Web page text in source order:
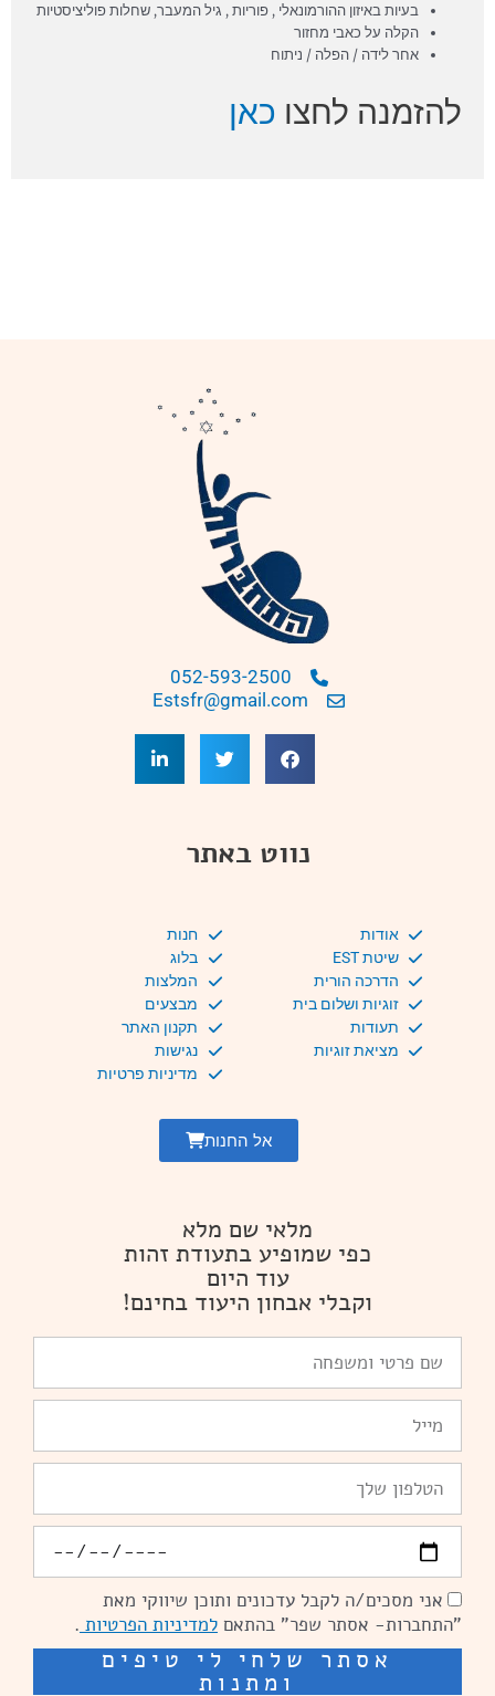
בעיות באיזון ההורמונאלי , פוריות , גיל המעבר, שחלות פוליציסטיות
הקלה על כאבי מחזור
אחר לידה / הפלה / ניתוח
להזמנה לחצו כאן
052-593-2500
Estsfr@gmail.com
נווט באתר
אודות
שיטת EST
הדרכה הורית
זוגיות ושלום בית
תעודות
מציאת זוגיות
חנות
בלוג
המלצות
מבצעים
תקנון האתר
נגישות
מדיניות פרטיות
אל החנות
מלאי שם מלא
כפי שמופיע בתעודת זהות
עוד היום
וקבלי אבחון היעוד בחינם!
פרטי
ומשפחה
הסכמהאני מסכים/ה לקבל עדכונים ותוכן שיווקי מאת
"התחברות- אסתר שפר" בהתאם למדיניות הפרטיות .
אסתר שלחי לי טיפים
ומתנות